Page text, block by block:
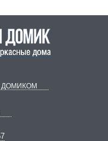
ДОМИКОМ